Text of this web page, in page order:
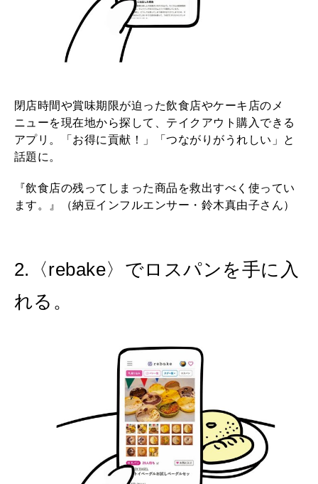
閉店時間や賞味期限が迫った飲食店やケーキ店のメ
ニューを現在地から探して、テイクアウト購入できる
アプリ。「お得に貢献！」「つながりがうれしい」と
話題に。
『飲食店の残ってしまった商品を救出すべく使ってい
ます。』（納豆インフルエンサー・鈴木真由子さん）
2.〈rebake〉でロスパンを手に入
れる。